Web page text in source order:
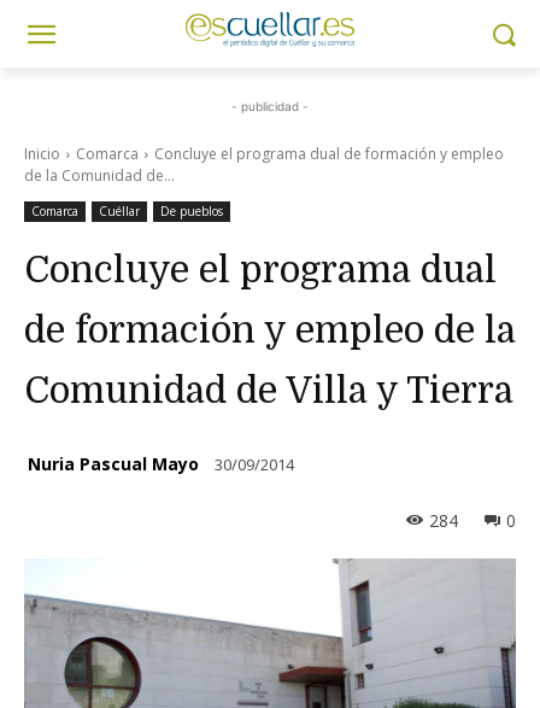
- publicidad -
Inicio Comarca
Concluye el programa dual de formación y empleo
de la Comunidad de...
Comarca Cuéllar De pueblos
Concluye el programa dual
de formación y empleo de la
Comunidad de Villa y Tierra
Nuria Pascual Mayo 30/09/2014
0
284